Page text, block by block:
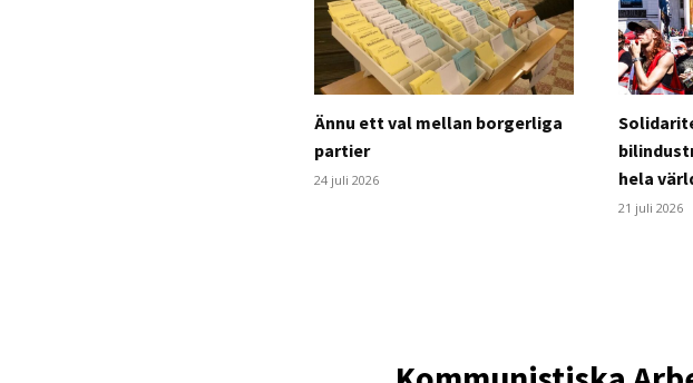
Ännu ett val mellan borgerliga
partier
24 juli 2026
hela
21 juli 2026